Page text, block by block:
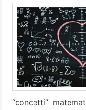
“concetti”